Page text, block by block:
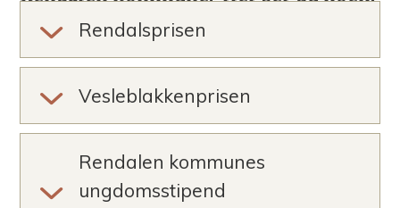
l
e
n
k
o
Rendalsprisen
Vesleblakkenprisen
Rendalen kommunes
ungdomsstipend